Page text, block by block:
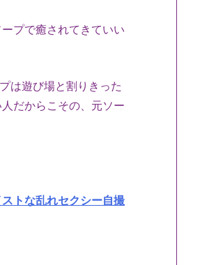
プで癒されてきていい
は遊び場と割りきった
だからこその、元ソー
トな乱れセクシー自撮